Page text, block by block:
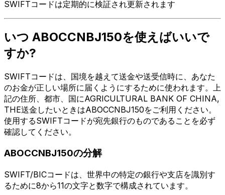
SWIFTコードは定期的に検証され更新されます
いつ ABOCCNBJ150を使えばいいで
すか?
SWIFTコードは、国境を越えて送金や送受信時に、あなた
のお金が正しい場所に届くようにするために使われます。上
記の住所、都市、国にAGRICULTURAL BANK OF CHINA,
THE送金したいときはABOCCNBJ150をご利用ください。
使用するSWIFTコードが宛先銀行のものであることを必ず
確認してください。
ABOCCNBJ150の分解
SWIFT/BICコードは、世界中の特定の銀行や支店を識別す
るために8から11の文字と数字で構成されています。